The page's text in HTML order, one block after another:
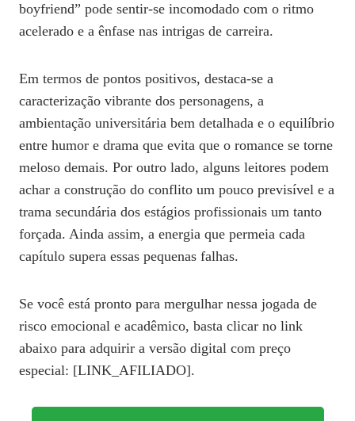
boyfriend” pode sentir‑se incomodado com o ritmo
acelerado e a ênfase nas intrigas de carreira.
Em termos de pontos positivos, destaca‑se a
caracterização vibrante dos personagens, a
ambientação universitária bem detalhada e o equilíbrio
entre humor e drama que evita que o romance se torne
meloso demais. Por outro lado, alguns leitores podem
achar a construção do conflito um pouco previsível e a
trama secundária dos estágios profissionais um tanto
forçada. Ainda assim, a energia que permeia cada
capítulo supera essas pequenas falhas.
Se você está pronto para mergulhar nessa jogada de
risco emocional e acadêmico, basta clicar no link
abaixo para adquirir a versão digital com preço
especial: [LINK_AFILIADO].